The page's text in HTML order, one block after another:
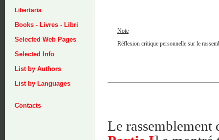
Libertaria
Books - Livres - Libri
Selected Web Pages
Selected Info
List by Authors
List by Languages
Contacts
Note
Réflexion critique personnelle sur le
Le